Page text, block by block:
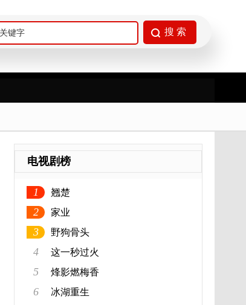
电视剧榜
1 翘楚
2 家业
3 野狗骨头
4 这一秒过火
5 烽影燃梅香
6 冰湖重生